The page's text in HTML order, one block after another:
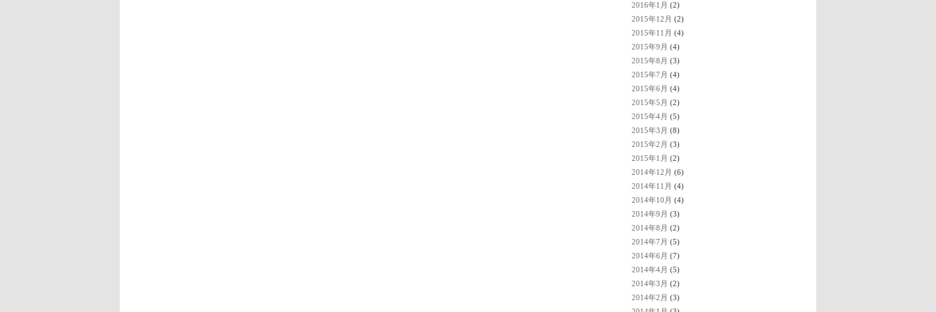
2016年1月 (2)
2015年12月 (2)
2015年11月 (4)
2015年9月 (4)
2015年8月 (3)
2015年7月 (4)
2015年6月 (4)
2015年5月 (2)
2015年4月 (5)
2015年3月 (8)
2015年2月 (3)
2015年1月 (2)
2014年12月 (6)
2014年11月 (4)
2014年10月 (4)
2014年9月 (3)
2014年8月 (2)
2014年7月 (5)
2014年6月 (7)
2014年4月 (5)
2014年3月 (2)
2014年2月 (3)